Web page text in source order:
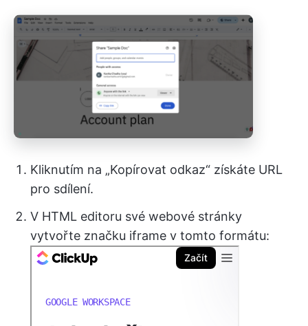
Kliknutím na „Kopírovat odkaz“ získáte URL
pro sdílení.
V HTML editoru své webové stránky
vytvořte značku iframe v tomto formátu: